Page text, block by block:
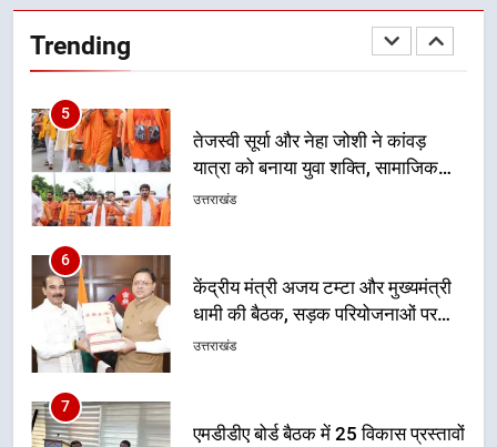
Trending
यात्रा को बनाया युवा शक्ति, सामाजिक
समरसता और भारतीय संस्कृति का सशक्त
6
केंद्रीय मंत्री अजय टम्टा और मुख्यमंत्री
धामी की बैठक, सड़क परियोजनाओं पर
हुआ मंथन
उत्तराखंड
7
एमडीडीए बोर्ड बैठक में 25 विकास प्रस्तावों
को मिली मंजूरी, देहरादून-मसूरी के
नियोजित विकास को मिलेगी रफ्तार
उत्तराखंड
8
मुख्यमंत्री धामी के प्रयासों से बनबसा रेलवे